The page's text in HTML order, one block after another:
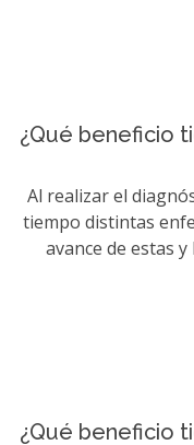
¿Qué beneficio
Al realizar el
tiempo distintas
avance de estas
¿Qué beneficio